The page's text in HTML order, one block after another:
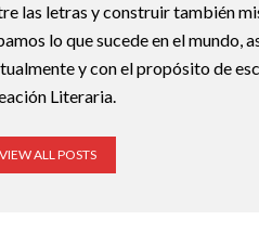
las letras y construir también
lo que sucede en el mundo,
y con el propósito de
Literaria.
VIEW ALL POSTS